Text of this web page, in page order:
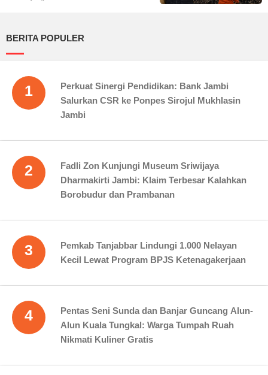
BERITA POPULER
1
Perkuat Sinergi Pendidikan: Bank Jambi
Salurkan CSR ke Ponpes Sirojul Mukhlasin
Jambi
2
Fadli Zon Kunjungi Museum Sriwijaya
Dharmakirti Jambi: Klaim Terbesar Kalahkan
Borobudur dan Prambanan
3
Pemkab Tanjabbar Lindungi 1.000 Nelayan
Kecil Lewat Program BPJS Ketenagakerjaan
4
Pentas Seni Sunda dan Banjar Guncang Alun-
Alun Kuala Tungkal: Warga Tumpah Ruah
Nikmati Kuliner Gratis